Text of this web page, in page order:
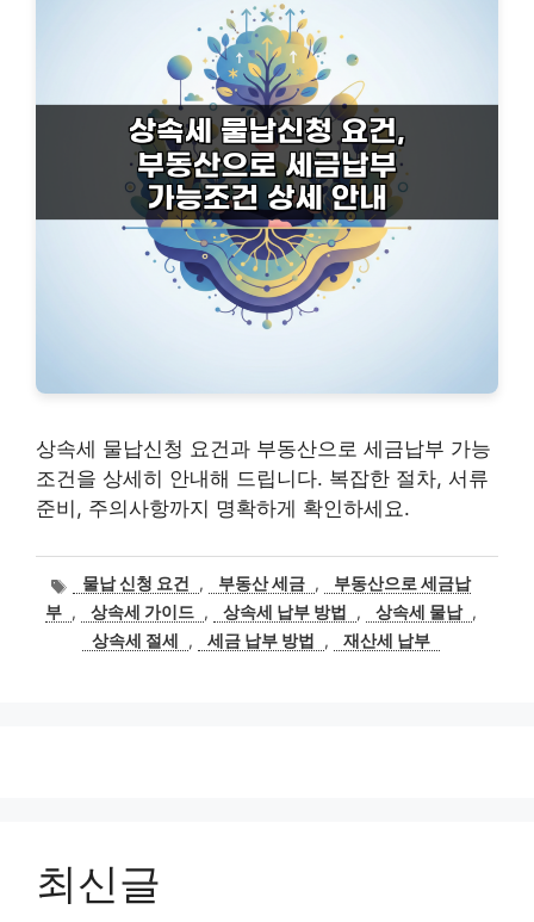
상속세 물납신청 요건과 부동산으로 세금납부 가능
조건을 상세히 안내해 드립니다. 복잡한 절차, 서류
준비, 주의사항까지 명확하게 확인하세요.
태물납 신청 요건 , 부동산 세금 ,
부동산으로 세금납
부 , 상속세 가이드 , 상속세 납부 방법 , 상속세 물납 ,
상속세 절세
, 세금 납부 방법 , 재산세 납부
최신글